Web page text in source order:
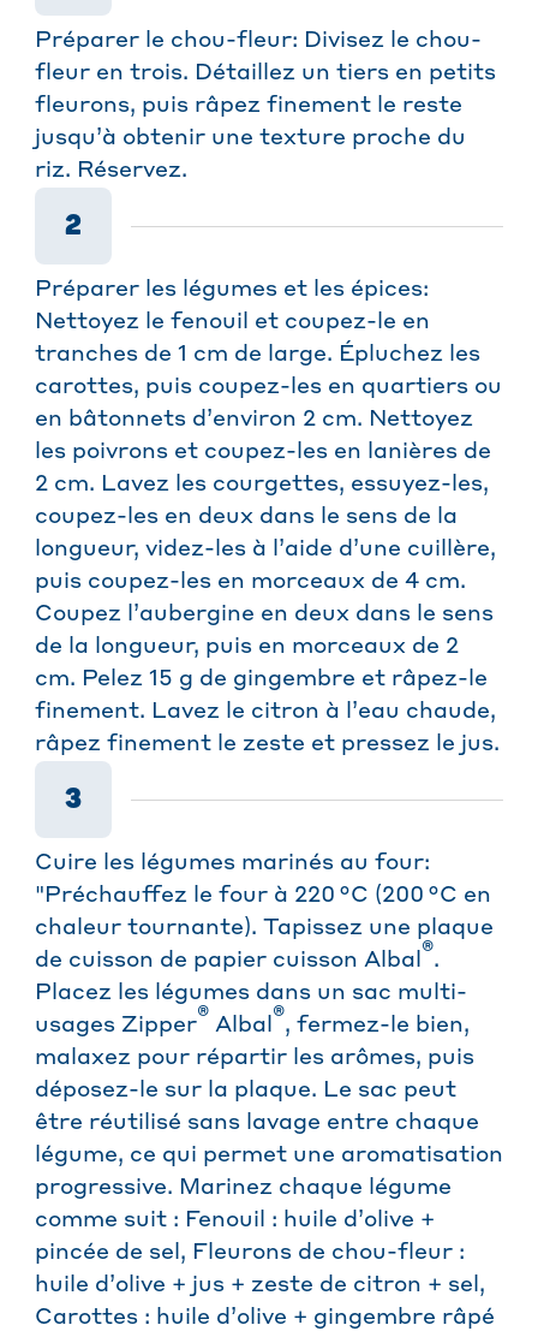
Préparer le chou-fleur: Divisez le chou-
fleur en trois. Détaillez un tiers en petits
fleurons, puis râpez finement le reste
jusqu’à obtenir une texture proche du
riz. Réservez.
2
Préparer les légumes et les épices:
Nettoyez le fenouil et coupez-le en
tranches de 1 cm de large. Épluchez les
carottes, puis coupez-les en quartiers ou
en bâtonnets d’environ 2 cm. Nettoyez
les poivrons et coupez-les en lanières de
2 cm. Lavez les courgettes, essuyez-les,
coupez-les en deux dans le sens de la
longueur, videz-les à l’aide d’une cuillère,
puis coupez-les en morceaux de 4 cm.
Coupez l’aubergine en deux dans le sens
de la longueur, puis en morceaux de 2
cm. Pelez 15 g de gingembre et râpez-le
finement. Lavez le citron à l’eau chaude,
râpez finement le zeste et pressez le jus.
3
Cuire les légumes marinés au four:
"Préchauffez le four à 220 °C (200 °C en
chaleur tournante). Tapissez une plaque
de cuisson de papier cuisson Albal ®.
Placez les légumes dans un sac multi-
usages Zipper® Albal ®, fermez-le bien,
malaxez pour répartir les arômes, puis
déposez-le sur la plaque. Le sac peut
être réutilisé sans lavage entre chaque
légume, ce qui permet une aromatisation
progressive. Marinez chaque légume
comme suit : Fenouil : huile d’olive +
pincée de sel, Fleurons de chou-fleur :
huile d’olive + jus + zeste de citron + sel,
Carottes : huile d’olive + gingembre râpé